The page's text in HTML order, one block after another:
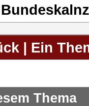
| Ein
Thema